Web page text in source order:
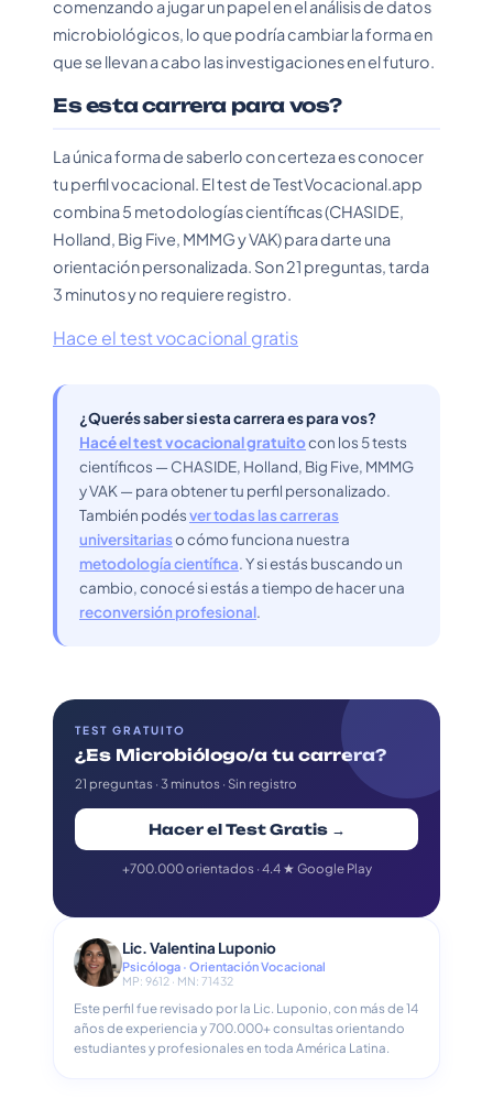
comenzando a jugar un papel en el análisis de datos
microbiológicos, lo que podría cambiar la forma en
que se llevan a cabo las investigaciones en el futuro.
Es esta carrera para vos?
La única forma de saberlo con certeza es conocer
tu perfil vocacional. El test de TestVocacional.app
combina 5 metodologías científicas (CHASIDE,
Holland, Big Five, MMMG y VAK) para darte una
orientación personalizada. Son 21 preguntas, tarda
3 minutos y no requiere registro.
Hace el test vocacional gratis
¿Querés saber si esta carrera es para vos?
Hacé el test vocacional gratuitocon los 5 tests
científicos — CHASIDE, Holland, Big Five, MMMG
y VAK — para obtener tu perfil personalizado.
También podésver todas las carreras
universitariaso cómo funciona nuestra
metodología científica. Y si estás buscando un
cambio, conocé si estás a tiempo de hacer una
reconversión profesional.
TEST GRATUITO
¿Es Microbiólogo/a tu carrera?
21 preguntas · 3 minutos · Sin registro
Hacer el Test Gratis →
+700.000 orientados · 4.4 ★ Google Play
Lic. Valentina Luponio
Psicóloga · Orientación Vocacional
MP: 9612 · MN: 71432
Este perfil fue revisado por la Lic. Luponio, con más de 14
años de experiencia y 700.000+ consultas orientando
estudiantes y profesionales en toda América Latina.